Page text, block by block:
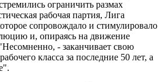
ограничить размах
рабочая партия, Лига
сопровождало и стимулировало
и, опираясь на движение
- заканчивает свою
класса за последние 50 лет, а